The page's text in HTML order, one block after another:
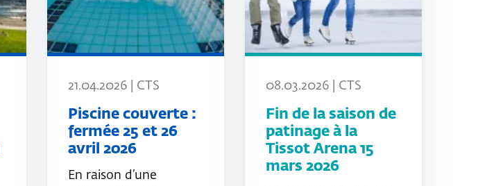
21.04.2026 | CTS
Piscine couverte :
fermée 25 et 26
avril 2026
En raison d’une
08.03.2026 | CTS
Fin de la saison de
patinage à la
Tissot Arena 15
mars 2026